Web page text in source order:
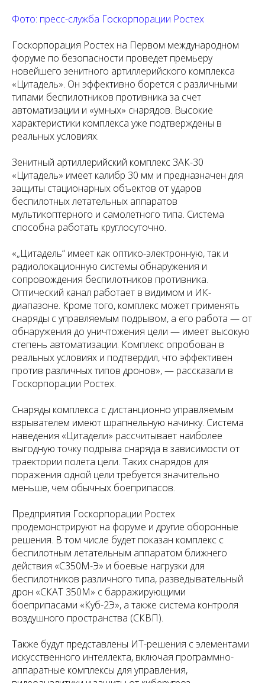
Фото: пресс-служба Госкорпорации Ростех
Госкорпорация Ростех на Первом международном
форуме по безопасности проведет премьеру
новейшего зенитного артиллерийского комплекса
«Цитадель». Он эффективно борется с различными
типами беспилотников противника за счет
автоматизации и «умных» снарядов. Высокие
характеристики комплекса уже подтверждены в
реальных условиях.
Зенитный артиллерийский комплекс ЗАК-30
«Цитадель» имеет калибр 30 мм и предназначен для
защиты стационарных объектов от ударов
беспилотных летательных аппаратов
мультикоптерного и самолетного типа. Система
способна работать круглосуточно.
«„Цитадель“ имеет как оптико-электронную, так и
радиолокационную системы обнаружения и
сопровождения беспилотников противника.
Оптический канал работает в видимом и ИК-
диапазоне. Кроме того, комплекс может применять
снаряды с управляемым подрывом, а его работа — от
обнаружения до уничтожения цели — имеет высокую
степень автоматизации. Комплекс опробован в
реальных условиях и подтвердил, что эффективен
против различных типов дронов», — рассказали в
Госкорпорации Ростех.
Снаряды комплекса с дистанционно управляемым
взрывателем имеют шрапнельную начинку. Система
наведения «Цитадели» рассчитывает наиболее
выгодную точку подрыва снаряда в зависимости от
траектории полета цели. Таких снарядов для
поражения одной цели требуется значительно
меньше, чем обычных боеприпасов.
Предприятия Госкорпорации Ростех
продемонстрируют на форуме и другие оборонные
решения. В том числе будет показан комплекс с
беспилотным летательным аппаратом ближнего
действия «С350М-Э» и боевые нагрузки для
беспилотников различного типа, разведывательный
дрон «СКАТ 350М» с барражирующими
боеприпасами «Куб-2Э», а также система контроля
воздушного пространства (СКВП).
Также будут представлены ИТ-решения с элементами
искусственного интеллекта, включая программно-
аппаратные комплексы для управления,